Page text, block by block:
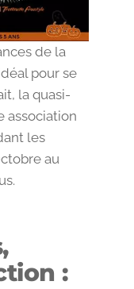
de la
pour se
la quasi-
association
les
au
: